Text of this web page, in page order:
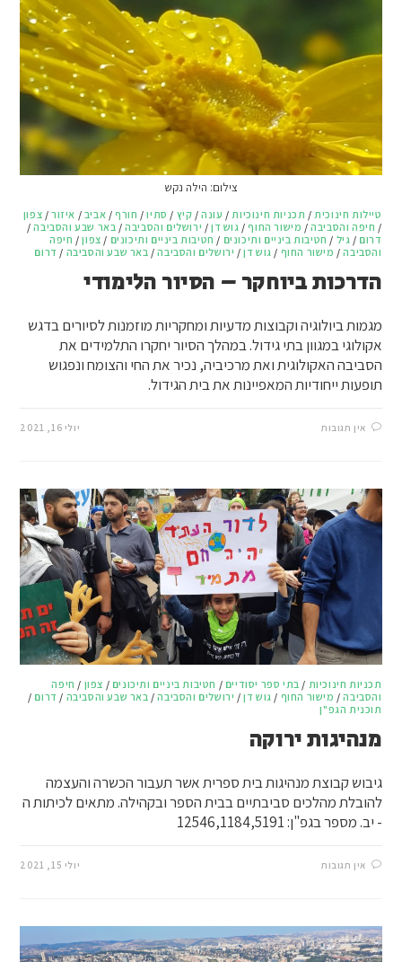
צילום: הילה נקש
טיילות חינוכית/ תכניות חינוכיות/ עונה/ קיץ / סתיו/ חורף/ אביב / איזור/ צפון
/ חיפה והסביבה/ מישור החוף/ גוש דן / ירושלים והסביבה/ באר שבע והסביבה/
דרום / גיל / חטיבות ביניים ותיכונים / חטיבות ביניים ותיכונים / צפון/ חיפה
והסביבה/ מישור החוף / גוש דן/ ירושלים והסביבה/ באר שבע והסביבה / דרום
הדרכות ביוחקר – הסיור הלימודי
מגמות ביולוגיה וקבוצות מדעיות ומחקריות מוזמנות לסיורים בדגש
אקולוגי במגוון בתי גידול. במהלך הסיור יחקרו התלמידים את
הסביבה האקולוגית ואת מרכיביה, נכיר את החי והצומח ונפגוש
תופעות ייחודיות המאפיינות את בית הגידול.
אין תגובות יולי 16, 2021
תכניות חינוכיות / בתי ספר יסודיים / חטיבות ביניים ותיכונים / צפון / חיפה
והסביבה/ מישור החוף / גוש דן/ ירושלים והסביבה/ באר שבע והסביבה / דרום /
תוכנית הגפ"ן
מנהיגות ירוקה
גיבוש קבוצת מנהיגות בית ספרית אשר תעבור הכשרה והעצמה
להובלת מהלכים סביבתיים בבית הספר ובקהילה. מתאים לכיתות ה
- יב. מספר בגפ"ן: 12546,1184,5191
אין תגובות יולי 15, 2021